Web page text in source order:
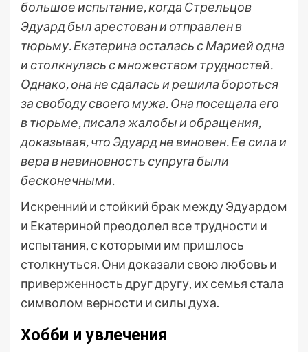
большое испытание, когда Стрельцов
Эдуард был арестован и отправлен в
тюрьму. Екатерина осталась с Марией одна
и столкнулась с множеством трудностей.
Однако, она не сдалась и решила бороться
за свободу своего мужа. Она посещала его
в тюрьме, писала жалобы и обращения,
доказывая, что Эдуард не виновен. Ее сила и
вера в невиновность супруга были
бесконечными.
Искренний и стойкий брак между Эдуардом
и Екатериной преодолел все трудности и
испытания, с которыми им пришлось
столкнуться. Они доказали свою любовь и
приверженность друг другу, их семья стала
символом верности и силы духа.
Хобби и увлечения